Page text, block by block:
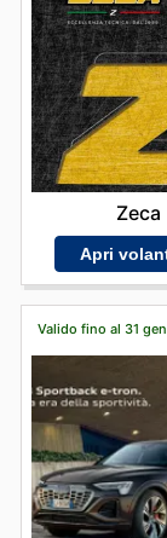
Zeca
Apri
Valido fino al 31 gen